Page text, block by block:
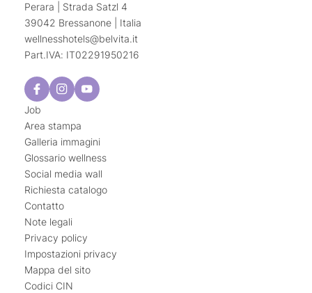
Perara | Strada Satzl 4
39042 Bressanone | Italia
wellnesshotels@belvita.it
Part.IVA: IT02291950216
Job
Area stampa
Galleria immagini
Glossario wellness
Social media wall
Richiesta catalogo
Contatto
Note legali
Privacy policy
Impostazioni privacy
Mappa del sito
Codici CIN